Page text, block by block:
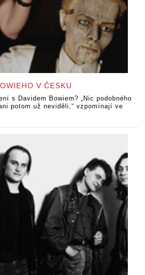
V ČESKU
s Davidem Bowiem? „Nic podobného
potom už neviděli,“ vzpomínají ve